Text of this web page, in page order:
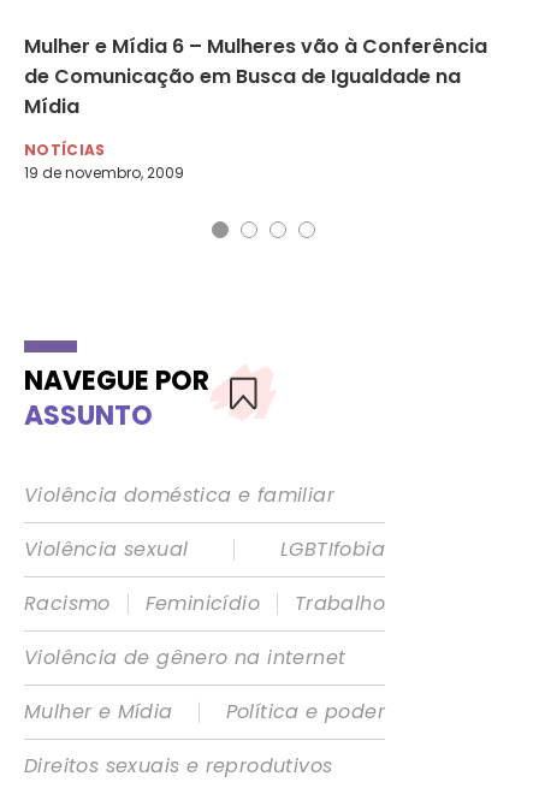
Mulher e Mídia 6 – Mulheres vão à Conferência
de Comunicação em Busca de Igualdade na
Mídia
NOTÍCIAS
19 de novembro, 2009
NAVEGUE POR
ASSUNTO
Violência doméstica e familiar
Violência sexual
|
LGBTIfobia
Racismo
| Feminicídio |
Trabalho
Violência de gênero na internet
Mulher e Mídia
|
Política e poder
Direitos sexuais e reprodutivos